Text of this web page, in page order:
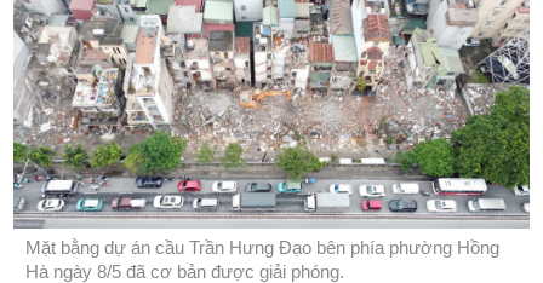
Mặt bằng dự án cầu Trần Hưng Đạo bên phía phường Hồng
Hà ngày 8/5 đã cơ bản được giải phóng.